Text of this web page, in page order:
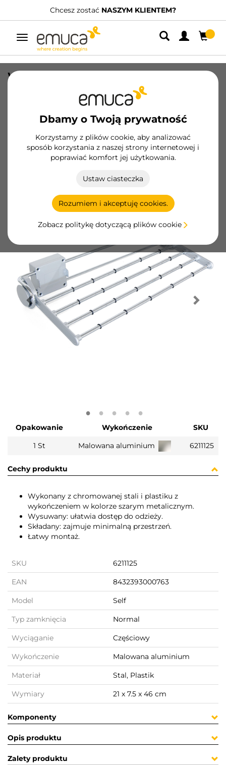
Chcesz zostać NASZYM KLIENTEM?
Przełącz
nawigację
Dbamy o Twoją prywatność
Korzystamy z plików cookie, aby analizować
sposób korzystania z naszej strony internetowej i
poprawiać komfort jej użytkowania.
Ustaw ciasteczka
Rozumiem i akceptuję cookies.
Zobacz politykę dotyczącą plików cookie
Wysuwany boczny wieszak na spodnie
Self, Malowane aluminium, Stal i
6211125/EAN 8432393000763
Zostań klientem
Opakowanie Wykończenie
SKU
1 St
Malowana aluminium 6211125
Cechy produktu
Wykonany z chromowanej stali i plastiku z
wykończeniem w kolorze szarym metalicznym.
Wysuwany: ułatwia dostęp do odzieży.
Składany: zajmuje minimalną przestrzeń.
Łatwy montaż.
SKU 6211125
EAN 8432393000763
Model Self
Typ zamknięcia Normal
Wyciąganie Częściowy
Wykończenie Malowana aluminium
Materiał Stal, Plastik
Wymiary 21 x 7.5 x 46 cm
Komponenty
Opis produktu
Zalety produktu